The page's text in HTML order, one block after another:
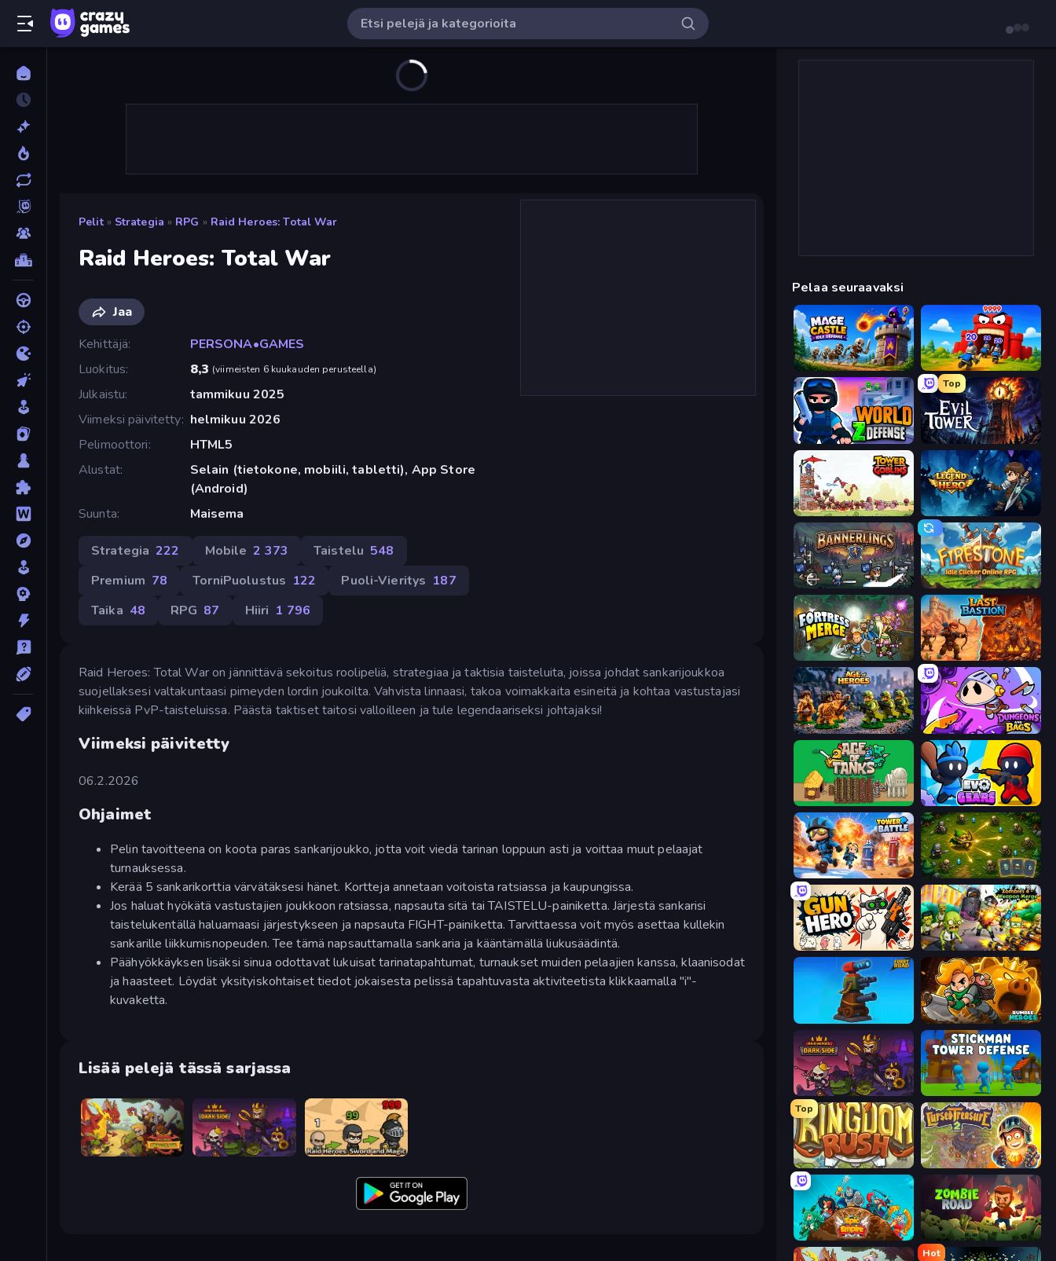
Pelit » Strategia » RPG » Raid Heroes: Total War
Raid Heroes: Total War
Jaa
Kehittäjä
PERSONA•GAMES
Luokitus
8,3 (viimeisten 6 kuukauden perusteella)
Julkaistu
tammikuu 2025
Viimeksi päivitetty helmikuu 2026
Pelimoottori
HTML5
Alustat
Selain (tietokone, mobiili, tabletti), App Store
(Android)
Suunta
Maisema
Strategia 222 Mobile 2 373 Taistelu 548
Premium 78 TorniPuolustus 122 Puoli-Vieritys 187
Taika 48 RPG 87 Hiiri 1 796
Raid Heroes: Total War on jännittävä sekoitus roolipeliä, strategiaa ja taktisia taisteluita, joissa johdat sankarijoukkoa
suojellaksesi valtakuntaasi pimeyden lordin joukoilta. Vahvista linnaasi, takoa voimakkaita esineitä ja kohtaa vastustajasi
kiihkeissä PvP-taisteluissa. Päästä taktiset taitosi valloilleen ja tule legendaariseksi johtajaksi!
Viimeksi päivitetty
06.2.2026
Ohjaimet
Pelin tavoitteena on koota paras sankarijoukko, jotta voit viedä tarinan loppuun asti ja voittaa muut pelaajat
turnauksessa.
Kerää 5 sankarikorttia värvätäksesi hänet. Kortteja annetaan voitoista ratsiassa ja kaupungissa.
Jos haluat hyökätä vastustajien joukkoon ratsiassa, napsauta sitä tai TAISTELU-painiketta. Järjestä sankarisi
taistelukentällä haluamaasi järjestykseen ja napsauta FIGHT-painiketta. Tarvittaessa voit myös asettaa kullekin
sankarille liikkumisnopeuden. Tee tämä napsauttamalla sankaria ja kääntämällä liukusäädintä.
Päähyökkäyksen lisäksi sinua odottavat lukuisat tarinatapahtumat, turnaukset muiden pelaajien kanssa, klaanisodat
ja haasteet. Löydät yksityiskohtaiset tiedot jokaisesta pelissä tapahtuvasta aktiviteetista klikkaamalla "i"-
kuvaketta.
Lisää pelejä tässä sarjassa
Raid Heroes: Dragon Age Raid Heroes: Dark Side Raid Heroes: Sword and Magic
Pelaa seuraavaksi
Mage Castle Idle Defense TimeWarriors
World Z Defense - Zombie Defense
Top
Evil Tower
Tower vs Goblins Legend of Hero
Bannerlings Firestone – Idle Clicker Online RPG
Fortress Merge Last Bastion
Age of Heroes Dungeons and Bags
Age of Tanks Warriors: TD War Evo Gears
Tower Battle Tiny Ranger
Gun Hero: Cat Survival Zombies 4 Weapon Merge
Furry Road Rumble Heroes
Raid Heroes: Dark Side
Top
Kingdom Rush Cursed Treasure 2
Epic Empire: Tower Defense Zombie Road
Hot